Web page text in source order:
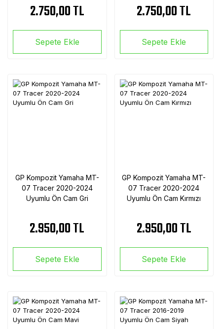
2.750,00 TL
Sepete Ekle
2.750,00 TL
Sepete Ekle
GP Kompozit Yamaha MT-
07 Tracer 2020-2024
Uyumlu Ön Cam Gri
2.950,00 TL
Sepete Ekle
GP Kompozit Yamaha MT-
07 Tracer 2020-2024
Uyumlu Ön Cam Kırmızı
2.950,00 TL
Sepete Ekle